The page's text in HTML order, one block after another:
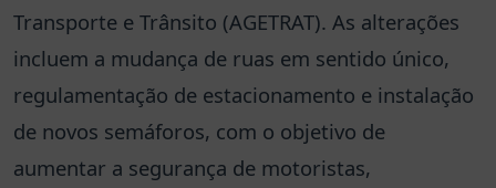
Transporte e Trânsito (AGETRAT). As alterações
incluem a mudança de ruas em sentido único,
regulamentação de estacionamento e instalação
de novos semáforos, com o objetivo de
aumentar a segurança de motoristas,